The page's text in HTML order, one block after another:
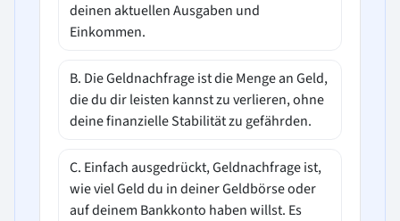
deinen aktuellen Ausgaben und
Einkommen.
B. Die Geldnachfrage ist die Menge an Geld,
die du dir leisten kannst zu verlieren, ohne
deine finanzielle Stabilität zu gefährden.
C. Einfach ausgedrückt, Geldnachfrage ist,
wie viel Geld du in deiner Geldbörse oder
auf deinem Bankkonto haben willst. Es